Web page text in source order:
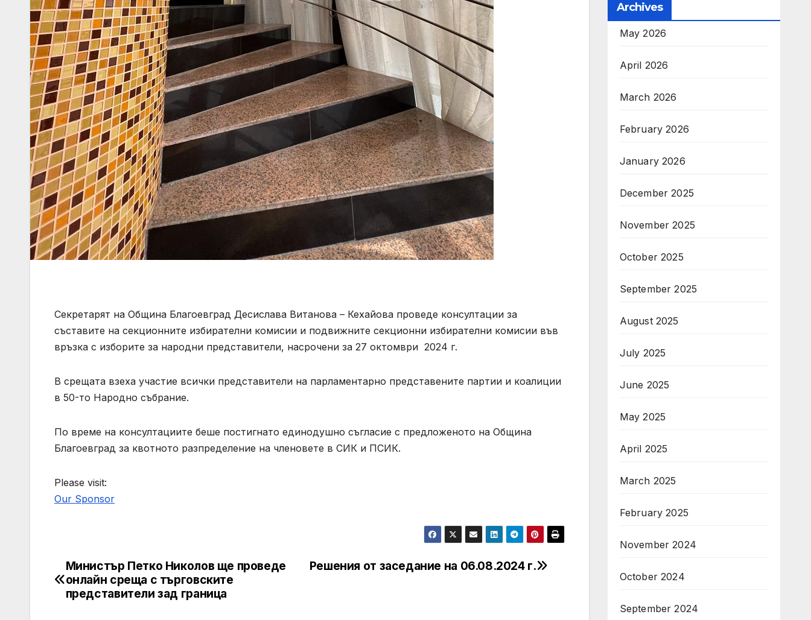
Секретарят на Община Благоевград Десислава Витанова – Кехайова проведе консултации за
съставите на секционните избирателни комисии и подвижните секционни избирателни комисии във
връзка с изборите за народни представители, насрочени за 27 октомври 2024 г.
В срещата взеха участие всички представители на парламентарно представените партии и коалиции
в 50-то Народно събрание.
По време на консултациите беше постигнато единодушно съгласие с предложеното на Община
Благоевград за квотното разпределение на членовете в СИК и ПСИК.
Please visit:
Our Sponsor
Post
navigation
Решения от заседание на 06.08.2024 г.
Министър Петко Николов ще проведе
онлайн среща с търговските
представители зад граница
Archives
May 2026
April 2026
March 2026
February 2026
January 2026
December 2025
November 2025
October 2025
September 2025
August 2025
July 2025
June 2025
May 2025
April 2025
March 2025
February 2025
November 2024
October 2024
September 2024